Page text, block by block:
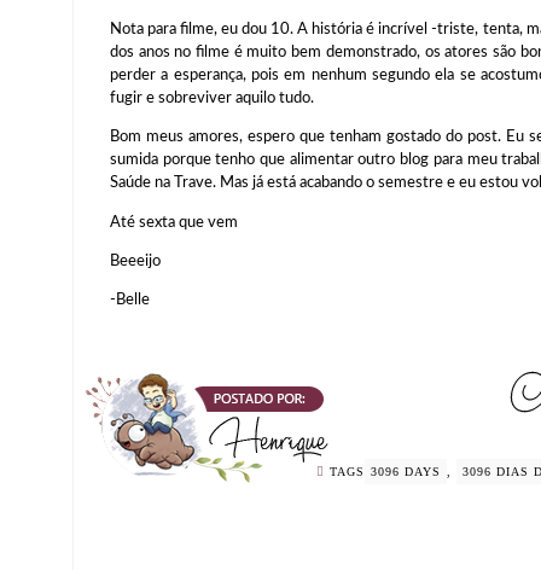
Nota para filme, eu dou 10. A história é incrível -triste, tenta,
dos anos no filme é muito bem demonstrado, os atores são
perder a esperança, pois em nenhum segundo ela se
fugir e sobreviver aquilo tudo.
Bom meus amores, espero que tenham gostado do post. Eu
sumida porque tenho que alimentar outro blog para meu
Saúde na Trave. Mas já está acabando o semestre e eu estou
Até sexta que vem
Beeeijo
-Belle
TAGS 3096 DAYS 3096 DIAS